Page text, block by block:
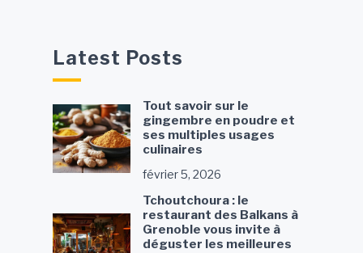
Latest Posts
Tout savoir sur le
gingembre en poudre et
ses multiples usages
culinaires
février 5, 2026
Tchoutchoura : le
restaurant des Balkans à
Grenoble vous invite à
déguster les meilleures